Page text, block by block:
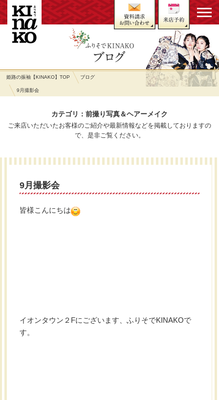
姫路の振袖【KINAKO】TOP ブログ
9月撮影会
カテゴリ：前撮り写真＆ヘアーメイク
ご来店いただいたお客様のご紹介や最新情報などを掲載しておりますの
で、是非ご覧ください。
9月撮影会
皆様こんにちは
イオンタウン２Fにございます、ふりそでKINAKOで
す。